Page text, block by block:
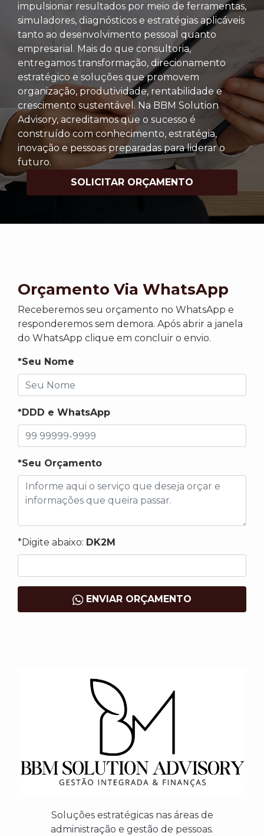
impulsionar resultados por meio de ferramentas,
simuladores, diagnósticos e estratégias aplicáveis
tanto ao desenvolvimento pessoal quanto
empresarial. Mais do que consultoria,
entregamos transformação, direcionamento
estratégico e soluções que promovem
organização, produtividade, rentabilidade e
crescimento sustentável. Na BBM Solution
Advisory, acreditamos que o sucesso é
construído com conhecimento, estratégia,
inovação e pessoas preparadas para liderar o
futuro.
SOLICITAR ORÇAMENTO
Orçamento Via WhatsApp
Receberemos seu orçamento no WhatsApp e
responderemos sem demora. Após abrir a janela
do WhatsApp clique em concluir o envio.
*Seu Nome
*DDD e WhatsApp
*Seu Orçamento
*Digite abaixo: DK2M
ENVIAR ORÇAMENTO
Soluções estratégicas nas áreas de
administração e gestão de pessoas.